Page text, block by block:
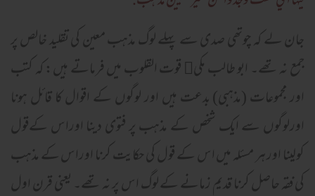
جان لے کہ چوتھی صدی سے پہلے لوگ مذہب معین کی تقلید خالص پر
جمع نہ تھے۔ ابو طالب مکی﷫ قوت القلوب میں فرماتے ہیں: کہ کتب
اور مجموعات (مذہبی) بدعت ہیں اور لوگوں کے اقوال کا قائل ہونا
اورلوگوں سے ایک شخص کے مذہب پر فتوی دینا اوراس کےقول
کولینا اور ہر مسئلہ میں اس کے قول کی حکایت کرنا اوراس کے مذہب
کی فقہ حاصل کرنا قدیم زمانے کے لوگ اس پر نہ تھے۔ یعنی قرن اول